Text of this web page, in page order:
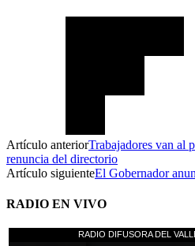
Artículo anteriorTrabajadores van al
renuncia del directorio
Artículo siguienteEl Gobernador
RADIO EN VIVO